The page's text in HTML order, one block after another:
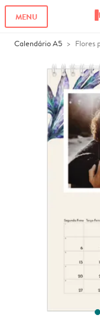
MENU
Calendário A5 Flores